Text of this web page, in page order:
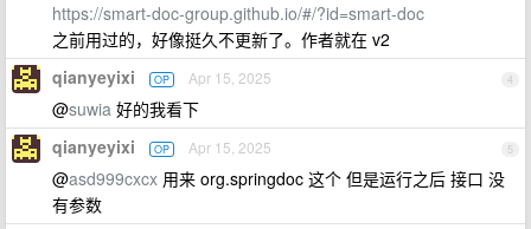
https://smart-doc-group.github.io/#/?id=smart-doc
之前用过的，好像挺久不更新了。作者就在 v2
4
qianyeyixi OP Apr 15, 2025
@suwia 好的我看下
5
qianyeyixi OP Apr 15, 2025
@asd999cxcx 用来 org.springdoc 这个 但是运行之后 接口 没
有参数